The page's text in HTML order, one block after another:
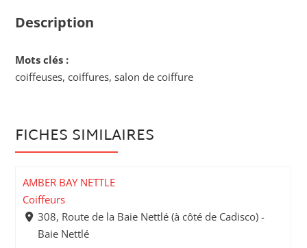
Description
Mots clés :
coiffeuses, coiffures, salon de coiffure
FICHES SIMILAIRES
AMBER BAY NETTLE
Coiffeurs
308, Route de la Baie Nettlé (à côté de Cadisco) -
Baie Nettlé